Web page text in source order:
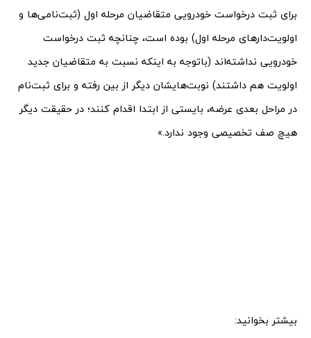
برای ثبت‌ درخواست خودرویی متقاضیان مرحله اول (ثبت‌نامی‌ها و
اولویت‌دارهای مرحله اول) بوده است، چنانچه ثبت درخواست
خودرویی نداشته‌اند (باتوجه به اینکه نسبت به متقاضیان جدید
اولویت هم داشتند) نوبت‌هایشان دیگر از بین رفته و برای ثبت‌نام
در مراحل بعدی عرضه، بایستی از ابتدا اقدام کنند؛ در حقیقت دیگر
هیچ صف تخصیصی وجود ندارد.»
بیشتر بخوانید: